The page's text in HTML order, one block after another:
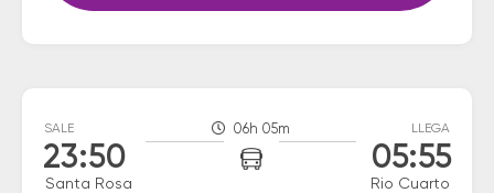
SALE
23:50
Santa Rosa
06h 05m LLEGA
05:55
Rio Cuarto